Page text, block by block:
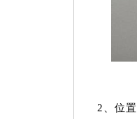
2、位置纠